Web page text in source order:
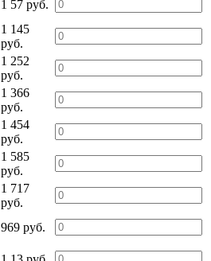
1 57 руб.
1 145
руб.
1 252
руб.
1 366
руб.
1 454
руб.
1 585
руб.
1 717
руб.
969 руб.